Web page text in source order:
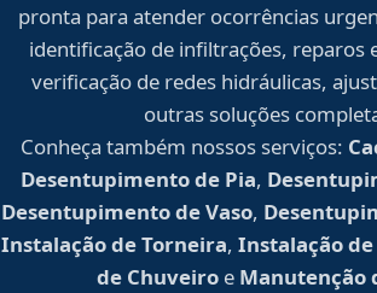
pronta para atender ocorrências
identificação de infiltrações, reparos
verificação de redes hidráulicas,
outras soluções
Conheça também nossos serviços:
Desentupimento de Pia,
Desentupimento de Vaso,
Instalação de Torneira, Instalação de
de Chuveiro e Manutenção